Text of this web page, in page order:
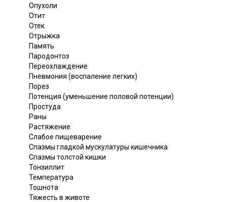
Опухоли
Отит
Отек
Отрыжка
Память
Пародонтоз
Переохлаждение
Пневмония (воспаление легких)
Порез
Потенция (уменьшение половой потенции)
Простуда
Раны
Растяжение
Слабое пищеварение
Спазмы гладкой мускулатуры кишечника
Спазмы толстой кишки
Тонзиллит
Температура
Тошнота
Тяжесть в животе